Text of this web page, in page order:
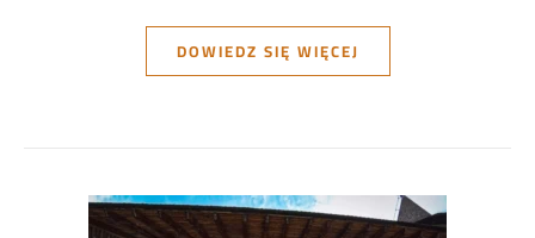
DOWIEDZ SIĘ WIĘCEJ